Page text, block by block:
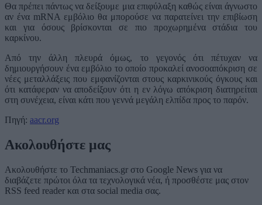
Θα πρέπει πάντως να δείξουμε μια επιφύλαξη καθώς είναι άγνωστο
αν ένα mRNA εμβόλιο θα μπορούσε να παρατείνει την επιβίωση
και για όσους βρίσκονται σε πιο προχωρημένα στάδια του
καρκίνου.
Από την άλλη πλευρά όμως, το γεγονός ότι πέτυχαν να
δημιουργήσουν ένα εμβόλιο το οποίο προκαλεί ανοσοαπόκριση σε
νέες μεταλλάξεις που εμφανίζονται στους καρκινικούς όγκους και
ότι κατάφεραν να αποδείξουν ότι η εν λόγω απόκριση διατηρείται
στη συνέχεια, είναι κάτι που γεννά μεγάλη ελπίδα προς το παρόν.
Πηγή: aacr.org
Ακολουθήστε μας
Ακολουθήστε το Techmaniacs.gr στο Google News για να
διαβάζετε πρώτοι όλα τα τεχνολογικά νέα, ή προσθέστε μας στον
RSS feed reader και στα social media σας.